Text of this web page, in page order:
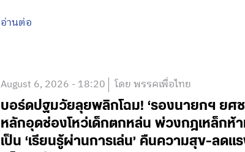
อ่านต่อ
August 6, 2026 - 18:20 โดย พรรคเพื่อไทย
บอร์ดปฐมวัยลุยพลิกโฉม! ‘รองนายกฯ ยศ
หลักอุดช่องโหว่เด็กตกหล่น พ่วงกฎเหล็กห้า
เป็น ‘เรียนรู้ผ่านการเล่น’ คืนความสุข-ล